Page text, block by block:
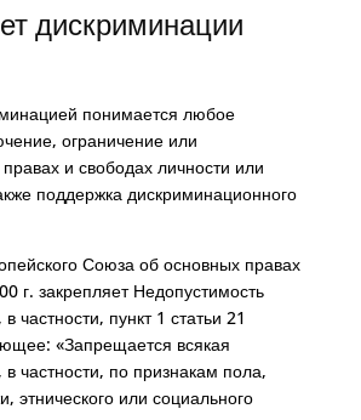
дискриминации
понимается любое
ограничение или
и свободах личности или
поддержка дискриминационного
Союза об основных правах
г. закрепляет Недопустимость
частности, пункт 1 статьи 21
«Запрещается всякая
частности, по признакам пола,
этнического или социального